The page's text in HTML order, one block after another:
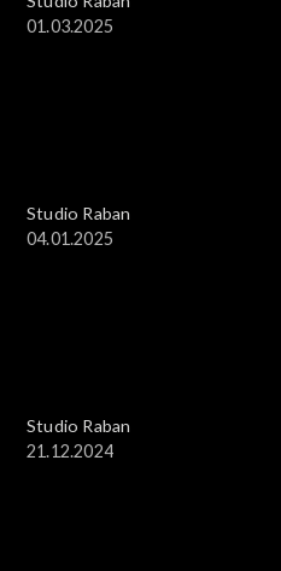
01.03.2025
Studio Raban
04.01.2025
Studio Raban
21.12.2024